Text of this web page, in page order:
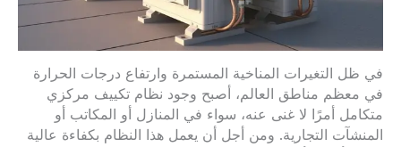
في ظل التغيرات المناخية المستمرة وارتفاع درجات الحرارة
في معظم مناطق العالم، أصبح وجود نظام تكييف مركزي
متكامل أمرًا لا غنى عنه، سواء في المنازل أو المكاتب أو
المنشآت التجارية. ومن أجل أن يعمل هذا النظام بكفاءة عالية